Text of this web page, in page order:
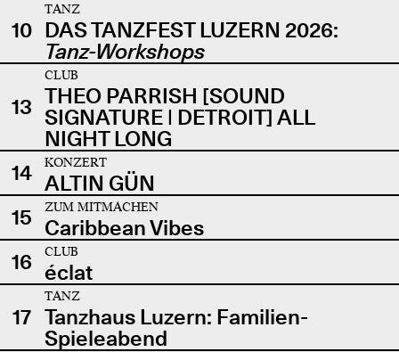
10
TANZ
DAS TANZFEST LUZERN 2026:
Tanz-Workshops
13
CLUB
THEO PARRISH [SOUND
SIGNATURE | DETROIT] ALL
NIGHT LONG
14
KONZERT
ALTIN GÜN
15
ZUM MITMACHEN
Caribbean Vibes
16
CLUB
éclat
17
TANZ
Tanzhaus Luzern: Familien-
Spieleabend